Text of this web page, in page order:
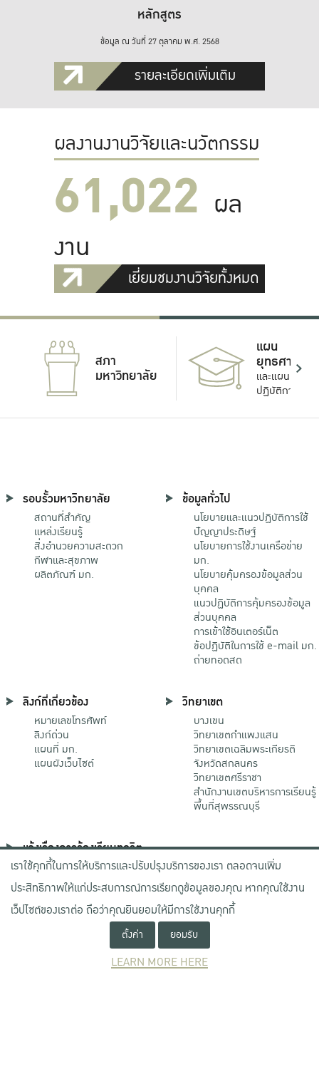
หลักสูตร
ข้อมูล ณ วันที่ 27 ตุลาคม พ.ศ. 2568
รายละเอียดเพิ่มเติม
ผลงานงานวิจัยและนวัตกรรม
61,022 ผล
งาน
เยี่ยมชมงานวิจัยทั้งหมด
สภา
มหาวิทยาลัย
แผน
ยุทธศาสตร์
และแผน
ปฏิบัติการ
รอบรั้วมหาวิทยาลัย
สถานที่สำคัญ
แหล่งเรียนรู้
สิ่งอำนวยความสะดวก
กีฬาและสุขภาพ
ผลิตภัณฑ์ มก.
ข้อมูลทั่วไป
นโยบายและแนวปฏิบัติการใช้
ปัญญาประดิษฐ์
นโยบายการใช้งานเครือข่าย
มก.
นโยบายคุ้มครองข้อมูลส่วน
บุคคล
แนวปฏิบัติการคุ้มครองข้อมูล
ส่วนบุคคล
การเข้าใช้อินเตอร์เน็ต
ข้อปฏิบัติในการใช้ e-mail มก.
ถ่ายทอดสด
ลิงก์ที่เกี่ยวข้อง
หมายเลขโทรศัพท์
ลิงก์ด่วน
แผนที่ มก.
แผนผังเว็บไซต์
วิทยาเขต
บางเขน
วิทยาเขตกําแพงแสน
วิทยาเขตเฉลิมพระเกียรติ
จังหวัดสกลนคร
วิทยาเขตศรีราชา
สำนักงานเขตบริหารการเรียนรู้
พื้นที่สุพรรณบุรี
แจ้งเรื่องการร้องเรียนทุจริต
ช่องทางมหาวิทยาลัย
เกษตรศาสตร์
ช่องทางสำนักงาน ป.ป.ช.
ช่องทางสำนักงาน ป.ป.ท.
NEWCOMER
เราใช้คุกกี้ในการให้บริการและปรับปรุงบริการของเรา ตลอดจนเพิ่ม
ประสิทธิภาพให้แก่ประสบการณ์การเรียกดูข้อมูลของคุณ หากคุณใช้งาน
เว็ปไซต์ของเราต่อ ถือว่าคุณยินยอมให้มีการใช้งานคุกกี้
ตั้งค่า ยอมรับ
LEARN MORE HERE